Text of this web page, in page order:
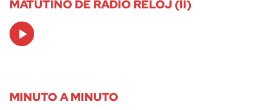
MATUTINO DE RADIO RELOJ (II)
Audio
Player
MINUTO A MINUTO